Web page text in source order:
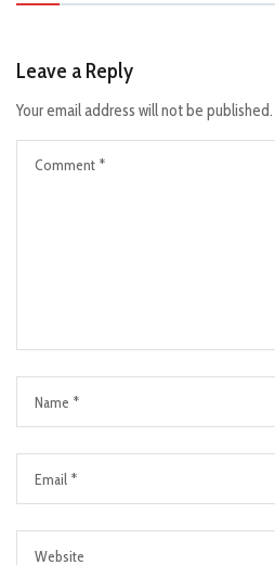
Leave a Reply
Your email address will not be published.